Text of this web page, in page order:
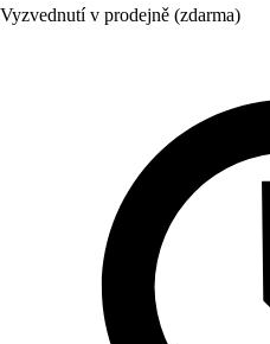
Vyzvednutí v prodejně (zdarma)